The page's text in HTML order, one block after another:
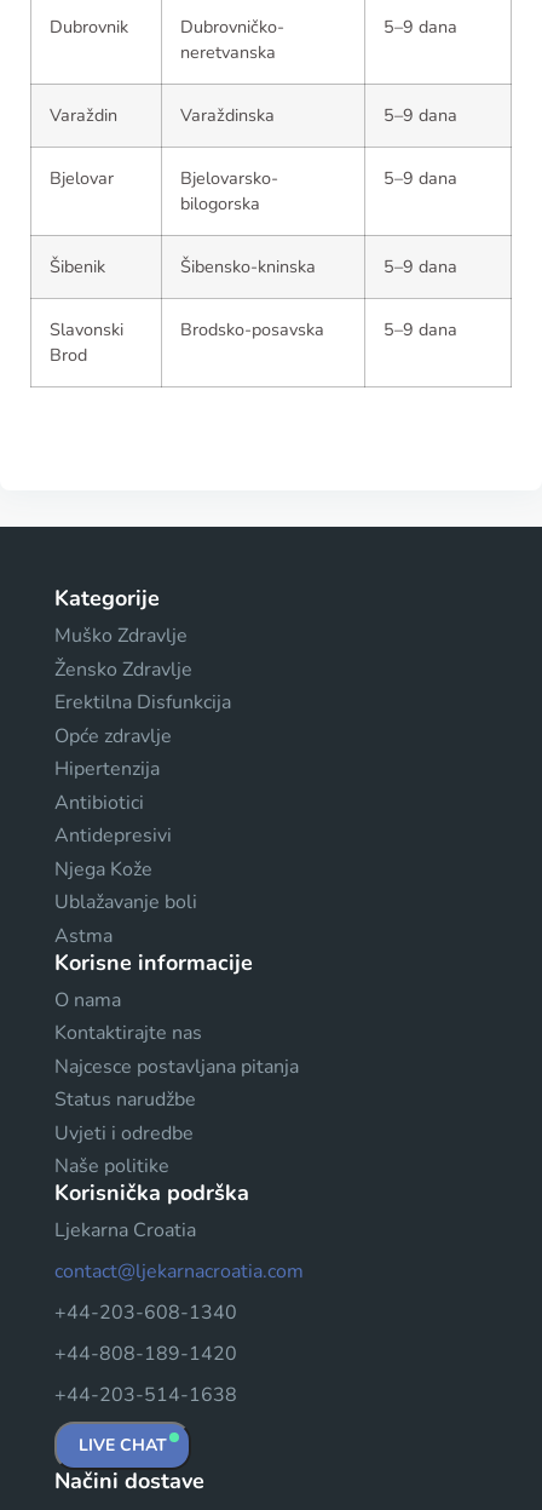
Dubrovnik
Dubrovničko-
neretvanska
5–9 dana
Varaždin Varaždinska 5–9 dana
Bjelovar
Bjelovarsko-
bilogorska
5–9 dana
Šibenik Šibensko-kninska 5–9 dana
Slavonski
Brod
Brodsko-posavska 5–9 dana
Kategorije
Muško Zdravlje
Žensko Zdravlje
Erektilna Disfunkcija
Opće zdravlje
Hipertenzija
Antibiotici
Antidepresivi
Njega Kože
Ublažavanje boli
Astma
Korisne informacije
O nama
Kontaktirajte nas
Najcesce postavljana pitanja
Status narudžbe
Uvjeti i odredbe
Naše politike
Korisnička podrška
Ljekarna Croatia
contact@ljekarnacroatia.com
+44-203-608-1340
+44-808-189-1420
+44-203-514-1638
LIVE CHAT
Načini dostave